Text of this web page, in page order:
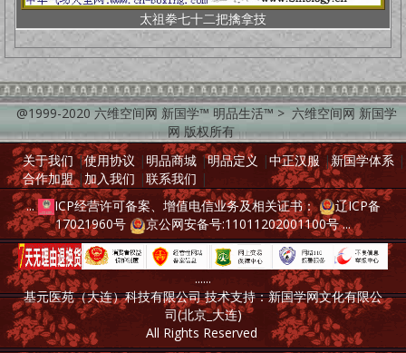
太祖拳七十二把擒拿技
@1999-2020 六维空间网 新国学™ 明品生活™ > 六维空间网 新国学
网 版权所有
关于我们|使用协议 | 明品商城 |明品定义 |中正汉服|新国学体系 |
合作加盟|加入我们 |联系我们 |
...
ICP经营许可备案、增值电信业务及相关证书：
辽ICP备
17021960号
京公网安备号:11011202001100号...
......
基元医苑（大连）科技有限公司 技术支持：新国学网文化有限公
司(北京_大连)
All Rights Reserved